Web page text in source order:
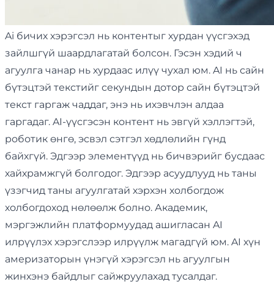
Ai бичих хэрэгсэл нь контентыг хурдан үүсгэхэд
зайлшгүй шаардлагатай болсон. Гэсэн хэдий ч
агуулга чанар нь хурдаас илүү чухал юм. AI нь сайн
бүтэцтэй текстийг секундын дотор сайн бүтэцтэй
текст гаргаж чаддаг, энэ нь ихэвчлэн алдаа
гаргадаг. AI-үүсгэсэн контент нь эвгүй хэллэгтэй,
роботик өнгө, эсвэл сэтгэл хөдлөлийн гүнд
байхгүй. Эдгээр элементүүд нь бичвэрийг бусдаас
хайхрамжгүй болгодог. Эдгээр асуудлууд нь таны
үзэгчид таны агуулгатай хэрхэн холбогдож
холбогдоход нөлөөлж болно. Академик,
мэргэжлийн платформуудад ашигласан AI
илрүүлэх хэрэгслээр илрүүлж магадгүй юм. AI хүн
америзаторын үнэгүй хэрэгсэл нь агуулгын
жинхэнэ байдлыг сайжруулахад тусалдаг.